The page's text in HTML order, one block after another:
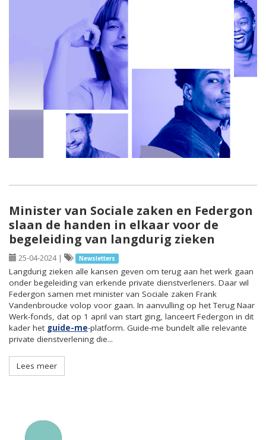
Minister van Sociale zaken en Federgon
slaan de handen in elkaar voor de
begeleiding van langdurig zieken
25-04-2024 | Newsletters
Langdurig zieken alle kansen geven om terug aan het werk gaan
onder begeleiding van erkende private dienstverleners. Daar wil
Federgon samen met minister van Sociale zaken Frank
Vandenbroucke volop voor gaan. In aanvulling op het Terug Naar
Werk-fonds, dat op 1 april van start ging, lanceert Federgon in dit
kader het guide-me-platform. Guide-me bundelt alle relevante
private dienstverlening die...
Lees meer